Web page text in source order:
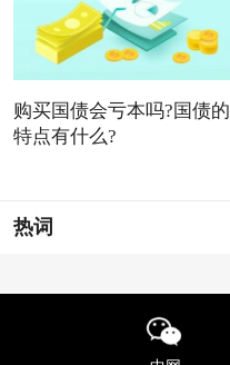
购买国债会亏本吗?国债的
特点有什么?
热词